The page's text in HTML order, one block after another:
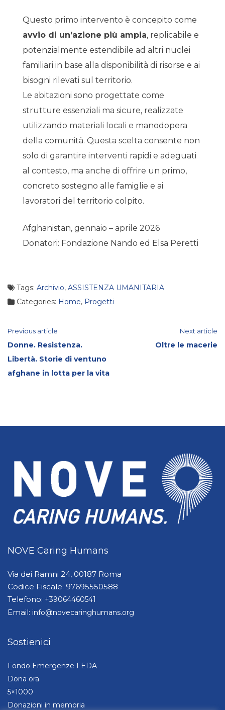
Questo primo intervento è concepito come
avvio di un’azione più ampia, replicabile e
potenzialmente estendibile ad altri nuclei
familiari in base alla disponibilità di risorse e ai
bisogni rilevati sul territorio.
Le abitazioni sono progettate come
strutture essenziali ma sicure, realizzate
utilizzando materiali locali e manodopera
della comunità. Questa scelta consente non
solo di garantire interventi rapidi e adeguati
al contesto, ma anche di offrire un primo,
concreto sostegno alle famiglie e ai
lavoratori del territorio colpito.
Afghanistan, gennaio – aprile 2026
Donatori: Fondazione Nando ed Elsa Peretti
Tags: Archivio, ASSISTENZA UMANITARIA
Categories: Home, Progetti
Continue
Reading
Previous article
Donne. Resistenza.
Libertà. Storie di ventuno
afghane in lotta per la vita
Next article
Oltre le macerie
NOVE Caring Humans
Via dei Ramni 24, 00187 Roma
Codice Fiscale: 97695550588
Telefono: +39064460541
Email: info@novecaringhumans.org
Sostienici
Fondo Emergenze FEDA
Dona ora
5×1000
Donazioni in memoria